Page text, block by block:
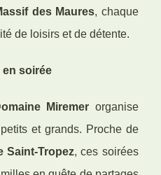
des Maures, chaque
de loisirs et de détente.
en soirée
Miremer organise
et grands. Proche de
Saint-Tropez, ces soirées